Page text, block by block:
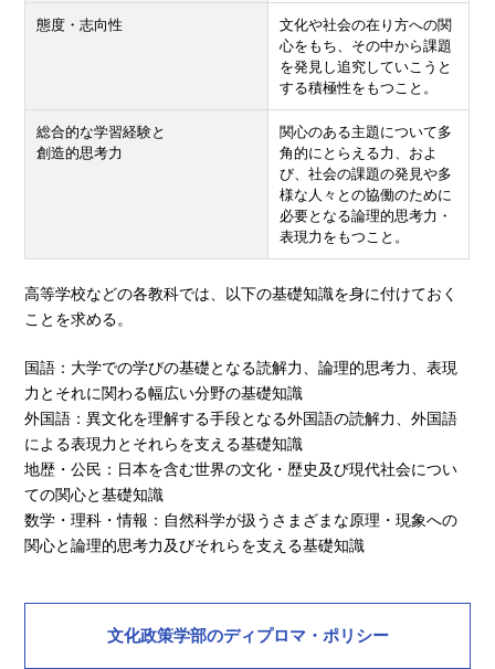
態度・志向性
文化や社会の在り方への関
心をもち、その中から課題
を発見し追究していこうと
する積極性をもつこと。
総合的な学習経験と
創造的思考力
関心のある主題について多
角的にとらえる力、およ
び、社会の課題の発見や多
様な人々との協働のために
必要となる論理的思考力・
表現力をもつこと。
高等学校などの各教科では、以下の基礎知識を身に付けておく
ことを求める。
国語：大学での学びの基礎となる読解力、論理的思考力、表現
力とそれに関わる幅広い分野の基礎知識
外国語：異文化を理解する手段となる外国語の読解力、外国語
による表現力とそれらを支える基礎知識
地歴・公民：日本を含む世界の文化・歴史及び現代社会につい
ての関心と基礎知識
数学・理科・情報：自然科学が扱うさまざまな原理・現象への
関心と論理的思考力及びそれらを支える基礎知識
文化政策学部のディプロマ・ポリシー